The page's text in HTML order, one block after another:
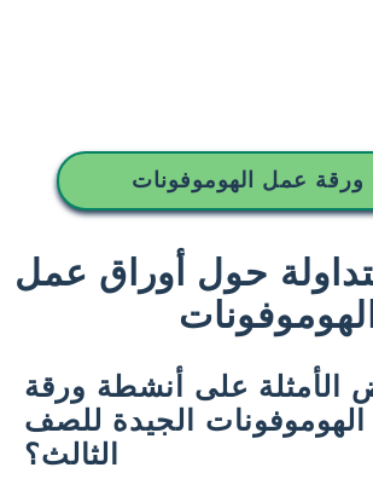
ورقة عمل الهوموفونات
حول أوراق عمل
الهوموفونات
الأمثلة على أنشطة ورقة
الجيدة للصف
الثالث؟